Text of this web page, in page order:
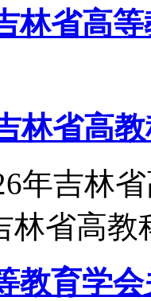
林省高
林省高
年吉林
林省高
教育学